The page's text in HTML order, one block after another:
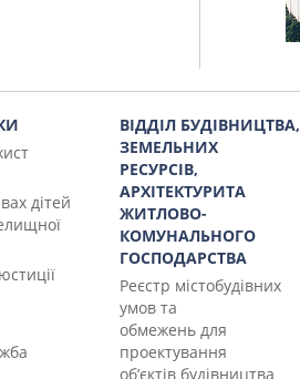
дітей
ВІДДІЛ БУДІВНИЦТВА,
ЗЕМЕЛЬНИХ
РЕСУРСІВ,
АРХІТЕКТУРИТА
ЖИТЛОВО-
КОМУНАЛЬНОГО
ГОСПОДАРСТВА
Реєстр містобудівних
умов та
обмежень для
проектування
об’єктів будівництва